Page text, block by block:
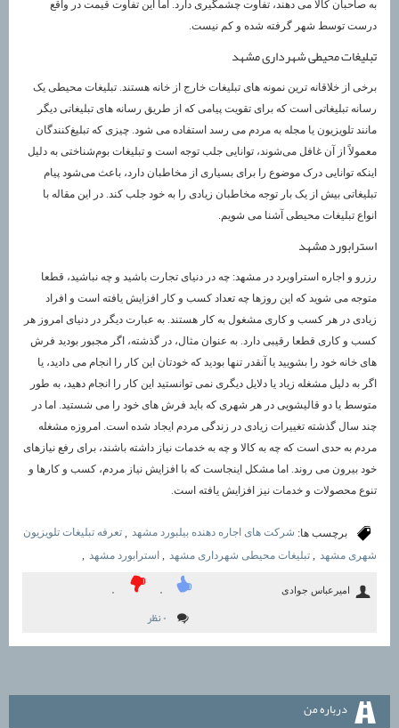
به صاحبان کالا می دهند، تفاوت چشمگیری دارد. اما این تفاوت قیمت در واقع
درست توسط شهر گرفته شده و کم نیست.
تبلیغات محیطی شهرداری مشهد
برخی از خلاقانه ترین نمونه های تبلیغات خارج از خانه هستند. تبلیغات محیطی یک
رسانه تبلیغاتی است که برای تقویت پیامی که از طریق رسانه های تبلیغاتی دیگر
مانند تلویزیون یا مجله به مردم می رسد استفاده می شود. چیزی که تبلیغ‌کنندگان
معمولاً از آن غافل می‌شوند، توانایی جلب توجه است و تبلیغات بوم‌شناختی به دلیل
اینکه توانایی درک موضوع را برای بسیاری از مخاطبان دارد، باعث می‌شود پیام
تبلیغاتی بیش از یک بار توجه مخاطبان زیادی را به خود جلب کند. در این مقاله با
انواع تبلیغات محیطی آشنا می شویم.
استرابورد مشهد
رزرو و اجاره استراوبرد در مشهد: چه در دنیای تجارت باشید و چه نباشید، قطعا
متوجه می شوید که این روزها چه تعداد کسب و کار افزایش یافته است و افراد
زیادی در هر کسب و کاری مشغول به کار هستند. به عبارت دیگر در دنیای امروز هر
کسب و کاری قطعا رقیبی دارد. به عنوان مثال، در گذشته، اگر مجبور بودید فرش
های خانه خود را بشویید یا آنقدر تنها بودید که خودتان این کار را انجام می دادید، یا
اگر به دلیل مشغله زیاد یا دلایل دیگری نمی توانستید این کار را انجام دهید، به طور
متوسط یا دو قالیشویی در هر شهری که باید فرش های خود را می شستید. اما در
چند سال گذشته تغییرات زیادی در زندگی مردم ایجاد شده است. امروزه مشغله
مردم به حدی است که چه به کالا و چه به خدمات نیاز داشته باشند، برای رفع نیازهای
خود بیرون می روند. اما مشکل اینجاست که با افزایش نیاز مردم، کسب و کارها و
تنوع محصولات و خدمات نیز افزایش یافته است.
برچسب ها: شرکت های اجاره دهنده بیلبورد مشهد
تعرفه تبلیغات تلویزیون
شهری مشهد
تبلیغات محیطی شهرداری مشهد استرابورد مشهد
امیرعباس جوادی ۰ ۰
۰ نظر
درباره من